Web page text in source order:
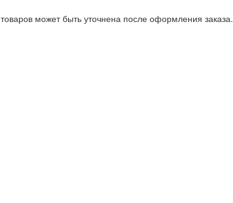
может быть уточнена после оформления заказа.